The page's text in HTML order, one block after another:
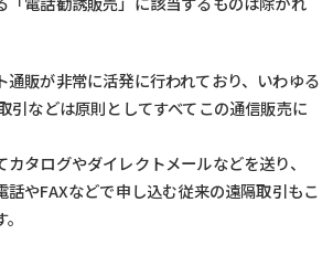
通販が非常に活発に行われており、いわゆる
引などは原則としてすべてこの通信販売に
タログやダイレクトメールなどを送り、
話やFAXなどで申し込む従来の遠隔取引もこ